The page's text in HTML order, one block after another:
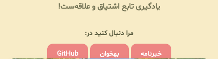
یادگیری تابع اشتیاق و علاقه‌ست!
مرا دنبال کنید در:
خبرنامه بهخوان GitHub